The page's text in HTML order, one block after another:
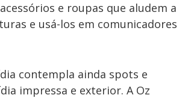
e roupas que aludem a
e usá-los em comunicadores
contempla ainda spots e
impressa e exterior. A Oz